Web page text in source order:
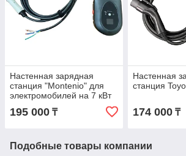
Настенная зарядная
станция "Montenio" для
электромобилей на 7 кВт
195 000 ₸
Настенная
станция
174 000₸
Подобные товары компании